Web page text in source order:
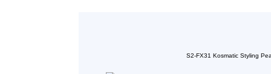
S2-FX31 Kosmatic Styling